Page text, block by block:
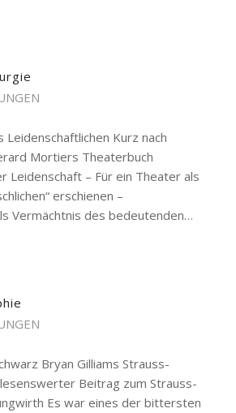
Leidenschaftlichen Kurz nach
Mortiers Theaterbuch
Leidenschaft – Für ein Theater als
erschienen –
Vermächtnis des bedeutenden…
Bryan Gilliams Strauss-
Beitrag zum Strauss-
Es war eines der bittersten